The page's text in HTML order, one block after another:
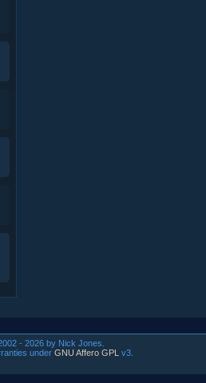
- 2026 by Nick Jones.
under GNU Affero GPL
v3.